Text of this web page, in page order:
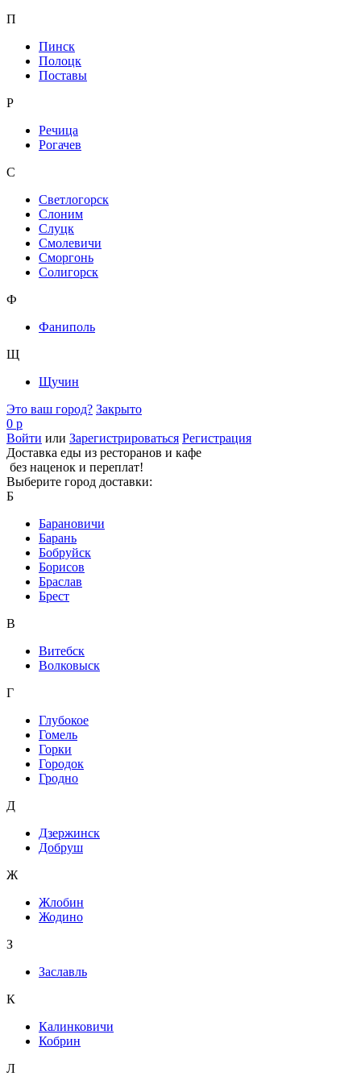
П
Пинск
Полоцк
Поставы
Р
Речица
Рогачев
С
Светлогорск
Слоним
Слуцк
Смолевичи
Сморгонь
Солигорск
Ф
Фаниполь
Щ
Щучин
Это ваш город? Закрыто
0 р
Войти или Зарегистрироваться Регистрация
Доставка еды из ресторанов и кафе
без наценок и переплат!
Выберите город доставки:
Б
Барановичи
Барань
Бобруйск
Борисов
Браслав
Брест
В
Витебск
Волковыск
Г
Глубокое
Гомель
Горки
Городок
Гродно
Д
Дзержинск
Добруш
Ж
Жлобин
Жодино
З
Заславль
К
Калинковичи
Кобрин
Л